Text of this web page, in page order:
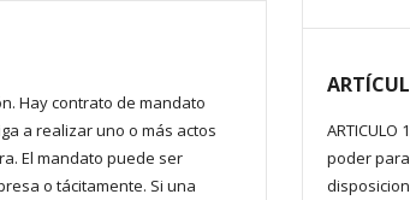
Hay contrato de mandato
a realizar uno o más actos
El mandato puede ser
o tácitamente. Si una
poder